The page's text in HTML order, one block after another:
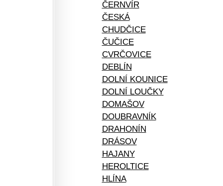
ČERNVÍR
ČESKÁ
CHUDČICE
ČUČICE
CVRČOVICE
DEBLÍN
DOLNÍ KOUNICE
DOLNÍ LOUČKY
DOMAŠOV
DOUBRAVNÍK
DRAHONÍN
DRÁSOV
HAJANY
HEROLTICE
HLÍNA